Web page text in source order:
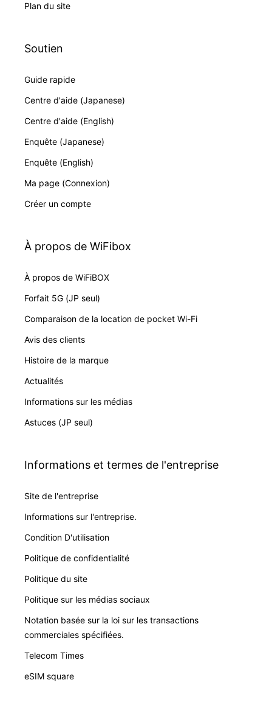
Plan du site
Soutien
Guide rapide
Centre d'aide (Japanese)
Centre d'aide (English)
Enquête (Japanese)
Enquête (English)
Ma page (Connexion)
Créer un compte
À propos de WiFibox
À propos de WiFiBOX
Forfait 5G (JP seul)
Comparaison de la location de pocket Wi-Fi
Avis des clients
Histoire de la marque
Actualités
Informations sur les médias
Astuces (JP seul)
Informations et termes de l'entreprise
Site de l'entreprise
Informations sur l'entreprise.
Condition D'utilisation
Politique de confidentialité
Politique du site
Politique sur les médias sociaux
Notation basée sur la loi sur les transactions
commerciales spécifiées.
Telecom Times
eSIM square